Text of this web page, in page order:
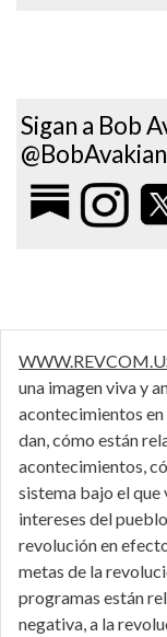
Sigan a Bob
una imagen viva y
acontecimientos en
dan, cómo están
acontecimientos,
sistema bajo el que
intereses del
revolución en
metas de la
programas están
negativa, a la